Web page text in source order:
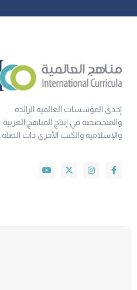
إحدى المؤسسات العالمية الرائدة
والمتخصصة في إنتاج المناهج العربية
والإسلامية والكتب الأخرى ذات الصلة.